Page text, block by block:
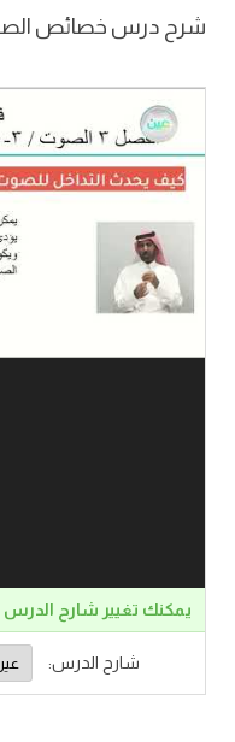
شرح درس خصائص
يمكنك تغيير شارح الدرس
شارح الدرس: